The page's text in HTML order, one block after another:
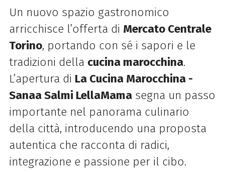
Un nuovo spazio gastronomico
arricchisce l’offerta di Mercato Centrale
Torino, portando con sé i sapori e le
tradizioni della cucina marocchina.
L’apertura di La Cucina Marocchina -
Sanaa Salmi LellaMamasegna un passo
importante nel panorama culinario
della città, introducendo una proposta
autentica che racconta di radici,
integrazione e passione per il cibo.